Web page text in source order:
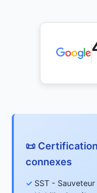
📜
connexes
SST -